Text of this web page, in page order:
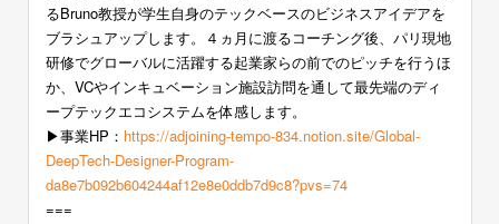
るBruno教授が学生自身のテックベースのビジネスアイデアを
ブラシュアップします。４ヵ月に渡るコーチング後、パリ現地
研修でグローバルに活躍する起業家らの前でのピッチを行うほ
か、VCやインキュベーション施設訪問を通して最先端のディ
ープテックエコシステムを体感します。
▶︎事業HP： https://adjoining-tempo-834.notion.site/Global-
DeepTech-Designer-Program-
da8e7b092b604244af12e8e0ddb7d9c8?pvs=74
===